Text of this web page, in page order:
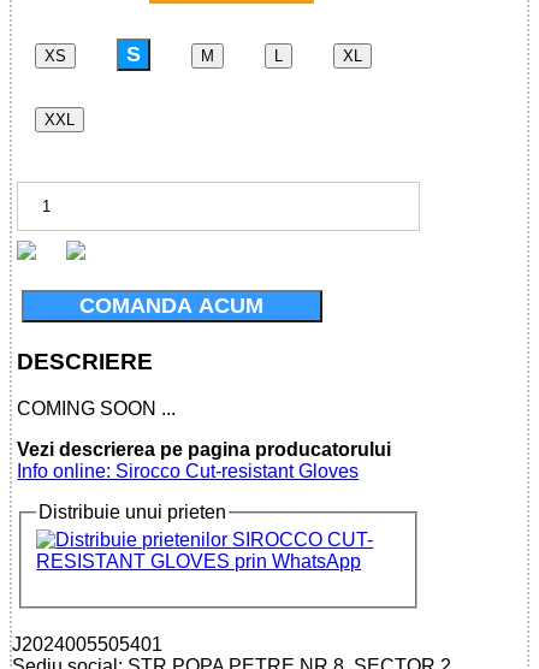
XS S M L XL
XXL
COMANDA ACUM
DESCRIERE
COMING SOON ...
Vezi descrierea pe pagina producatorului
Info online: Sirocco Cut-resistant Gloves
Distribuie unui prieten
J2024005505401